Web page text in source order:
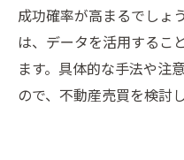
成功確率が高まるでしょ
は、データを活用するこ
ます。具体的な手法や注
ので、不動産売買を検討